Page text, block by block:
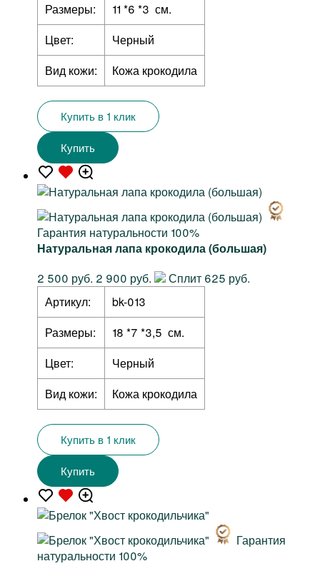
Размеры:
11 *6 *3 см.
Цвет:
Черный
Вид кожи:
Кожа крокодила
Купить в 1 клик
Купить
Гарантия натуральности 100%
Натуральная лапа крокодила (большая)
2 500 руб. 2 900 руб.
Сплит 625 руб.
Артикул:
bk-013
Размеры:
18 *7 *3,5 см.
Цвет:
Черный
Вид кожи:
Кожа крокодила
Купить в 1 клик
Купить
Гарантия
натуральности 100%